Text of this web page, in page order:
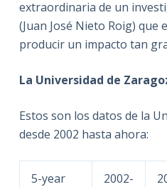
extraordinaria de un
(Juan José Nieto Roig) que
producir un impacto tan
La Universidad de
Estos son los datos de la
desde 2002 hasta ahora:
5-year
2002-